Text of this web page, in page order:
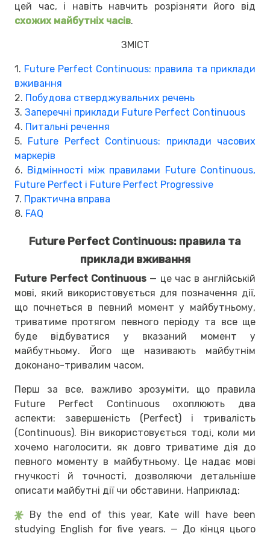
цей час, і навіть навчить розрізняти його від
схожих майбутніх часів.
ЗМІСТ
1. Future Perfect Continuous: правила та приклади
вживання
2. Побудова стверджувальних речень
3. Заперечні приклади Future Perfect Continuous
4. Питальні речення
5. Future Perfect Continuous: приклади часових
маркерів
6. Відмінності між правилами Future Continuous,
Future Perfect і Future Perfect Progressive
7. Практична вправа
8. FAQ
Future Perfect Continuous: правила та
приклади вживання
Future Perfect Continuous — це час в англійській
мові, який використовується для позначення дії,
що почнеться в певний момент у майбутньому,
триватиме протягом певного періоду та все ще
буде відбуватися у вказаний момент у
майбутньому. Його ще називають майбутнім
доконано-тривалим часом.
Перш за все, важливо зрозуміти, що правила
Future Perfect Continuous охоплюють два
аспекти: завершеність (Perfect) і тривалість
(Continuous). Він використовується тоді, коли ми
хочемо наголосити, як довго триватиме дія до
певного моменту в майбутньому. Це надає мові
гнучкості й точності, дозволяючи детальніше
описати майбутні дії чи обставини. Наприклад:
By the end of this year, Kate will have been
studying English for five years. — До кінця цього